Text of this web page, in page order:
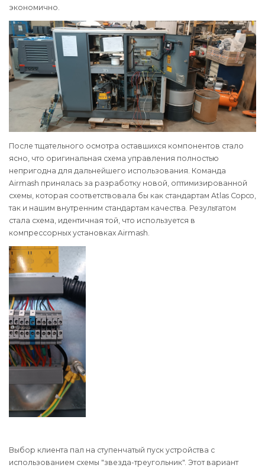
экономично.
После тщательного осмотра оставшихся компонентов стало
ясно, что оригинальная схема управления полностью
непригодна для дальнейшего использования. Команда
Airmash принялась за разработку новой, оптимизированной
схемы, которая соответствовала бы как стандартам Atlas Copco,
так и нашим внутренним стандартам качества. Результатом
стала схема, идентичная той, что используется в
компрессорных установках Airmash.
Выбор клиента пал на ступенчатый пуск устройства с
использованием схемы "звезда-треугольник". Этот вариант